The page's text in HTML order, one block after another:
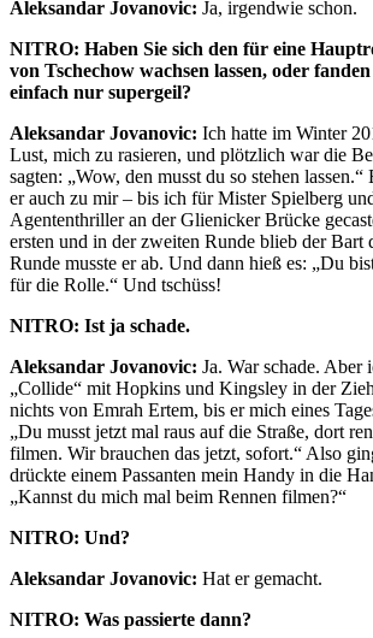
Aleksandar Jovanovic: Ja, irgendwie schon.
NITRO: Haben Sie sich den für eine
von Tschechow wachsen lassen, oder
einfach nur supergeil?
Aleksandar Jovanovic: Ich hatte im Winter
Lust, mich zu rasieren, und plötzlich war die
sagten: „Wow, den musst du so stehen
er auch zu mir – bis ich für Mister Spielberg
Agententhriller an der Glienicker Brücke
ersten und in der zweiten Runde blieb der Bart
Runde musste er ab. Und dann hieß es: „Du
für die Rolle.“ Und tschüss!
NITRO: Ist ja schade.
Aleksandar Jovanovic: Ja. War schade. Aber
„Collide“ mit Hopkins und Kingsley in der
nichts von Emrah Ertem, bis er mich eines
„Du musst jetzt mal raus auf die Straße, dort
filmen. Wir brauchen das jetzt, sofort.“ Also
drückte einem Passanten mein Handy in die
„Kannst du mich mal beim Rennen filmen?“
NITRO: Und?
Aleksandar Jovanovic: Hat er gemacht.
NITRO: Was passierte dann?